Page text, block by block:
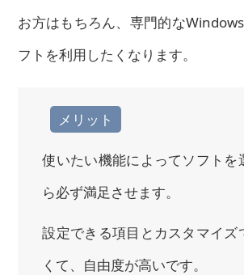
お方はもちろん、専門的な
フトを利用したくなります。
メリット
使いたい機能によってソフトを
ら必ず満足させます。
設定できる項目とカスタマイズ
くて、自由度が高いです。